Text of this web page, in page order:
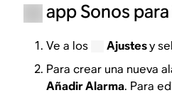
app Sonos
Ve a los Ajustesy
Para crear una nueva
Añadir Alarma. Para